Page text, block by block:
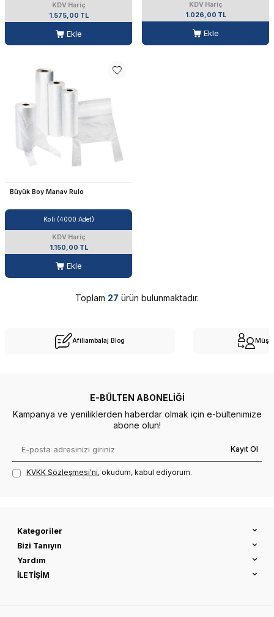
KDV Hariç
1.575,00 TL
Ekle
KDV Hariç
1.026,00 TL
Ekle
Büyük Boy Manav Rulo
Koli (4000 Adet)
KDV Hariç
1.150,00 TL
Ekle
Toplam 27 ürün bulunmaktadır.
Afiliambalaj Blog
E-BÜLTEN ABONELIĞI
Kampanya ve yeniliklerden haberdar olmak için e-bültenimize
abone olun!
Kayıt Ol
KVKK Sözleşmesi'ni, okudum, kabul ediyorum.
Kategoriler
Bizi Tanıyın
Yardım
İLETİŞİM